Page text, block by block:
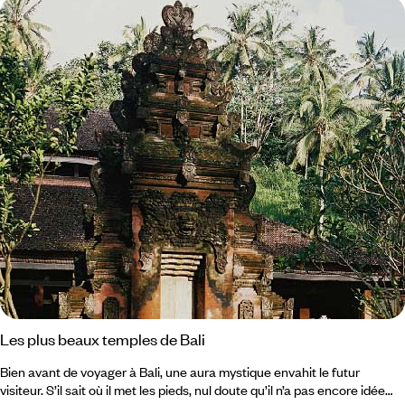
facilement accessibles, d’autres mettent le mental à rude épreuve.
Les plus beaux temples de Bali
Bien avant de voyager à Bali, une aura mystique envahit le futur
visiteur. S’il sait où il met les pieds, nul doute qu’il n’a pas encore idée